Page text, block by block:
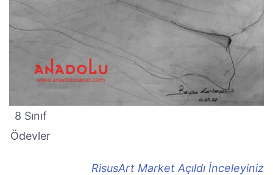
8 Sınıf
Ödevler
RisusArt Market Açıldı İnceleyiniz